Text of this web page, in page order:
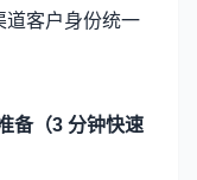
道客户身份统一
备（3 分钟快速